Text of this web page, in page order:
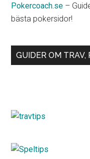
Pokercoach.se –
bästa pokersidor!
GUIDER OM